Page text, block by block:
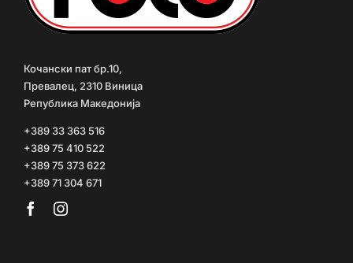
Кочански пат бр.10,
Превалец, 2310 Виница
Република Македонија
+389 33 363 516
+389 75 410 522
+389 75 373 622
+389 71 304 671